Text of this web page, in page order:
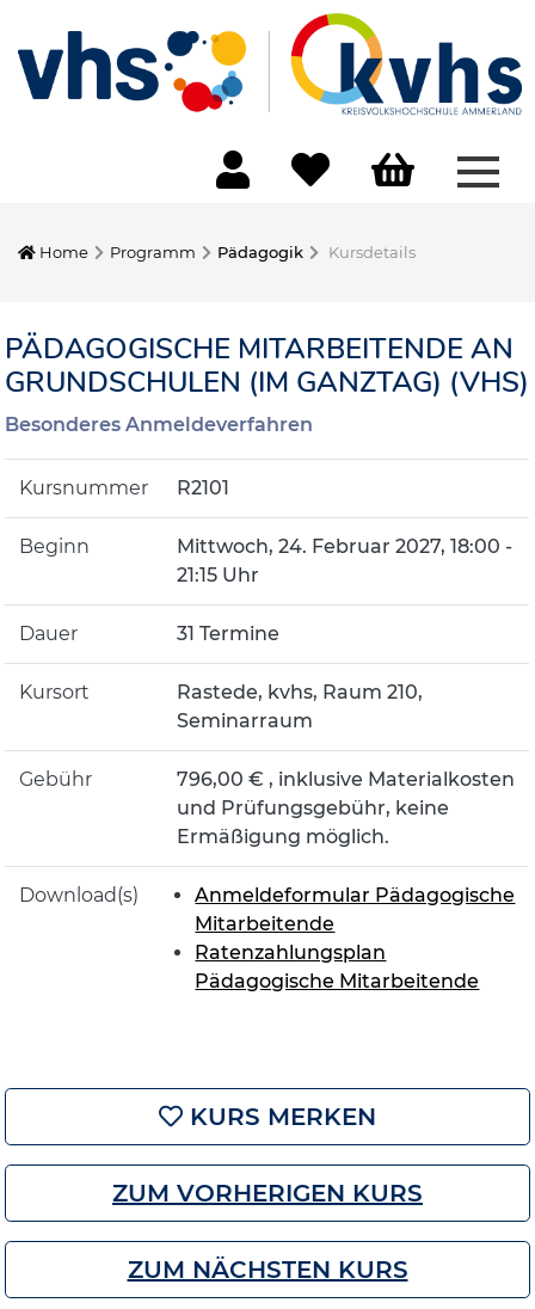
Home Programm Pädagogik Kursdetails
PÄDAGOGISCHE MITARBEITENDE AN
GRUNDSCHULEN (IM GANZTAG) (VHS)
Besonderes Anmeldeverfahren
Kursnummer R2101
Beginn
Mittwoch, 24. Februar 2027, 18:00 -
21:15 Uhr
Dauer 31 Termine
Kursort
Rastede, kvhs, Raum 210,
Seminarraum
Gebühr
796,00 € , inklusive Materialkosten
und Prüfungsgebühr, keine
Ermäßigung möglich.
Download(s)
Anmeldeformular Pädagogische
Mitarbeitende
Ratenzahlungsplan
Pädagogische Mitarbeitende
KURS MERKEN
ZUM VORHERIGEN KURS
ZUM NÄCHSTEN KURS